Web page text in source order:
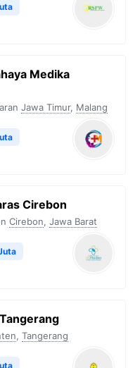
Medika
Jawa Timur, Malang
Cirebon
Cirebon, Jawa Barat
, Tangerang